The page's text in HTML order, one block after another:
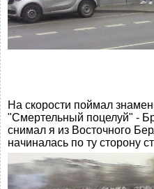
На скорости поймал
"Смертельный поцелуй" -
снимал я из Восточного
начиналась по ту сторону